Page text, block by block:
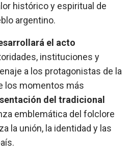
histórico y espiritual de
argentino.
el acto
instituciones y
a los protagonistas de la
los momentos más
del tradicional
emblemática del folclore
la unión, la identidad y las